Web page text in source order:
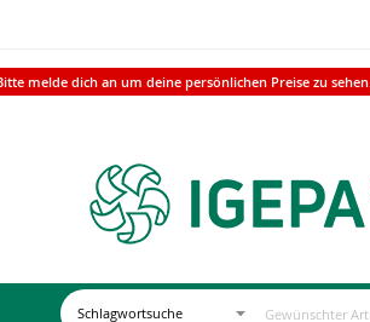
melde dich an um deine persönlichen Preise zu sehen.